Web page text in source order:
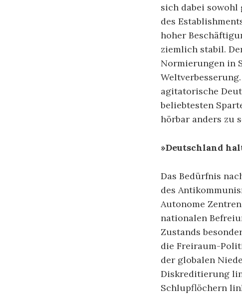
sich dabei
des
hoher
ziemlich stabil.
Normierungen in
agitatorische
beliebtesten
hörbar anders zu
»Deutschland
Das Bedürfnis
des
Autonome
nationalen
Zustands
die Freiraum-
der globalen
Diskreditierung
Schlupflöchern